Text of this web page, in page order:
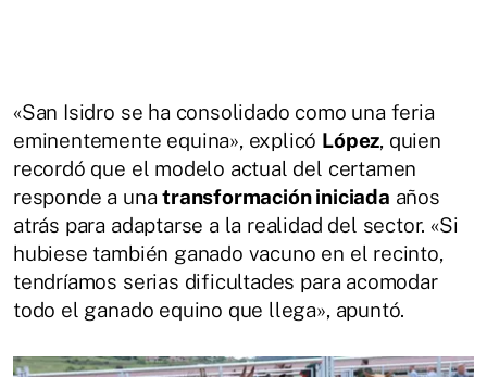
«San Isidro se ha consolidado como una feria
eminentemente equina», explicó López, quien
recordó que el modelo actual del certamen
responde a unatransformación iniciada años
atrás para adaptarse a la realidad del sector. «Si
hubiese también ganado vacuno en el recinto,
tendríamos serias dificultades para acomodar
todo el ganado equino que llega», apuntó.